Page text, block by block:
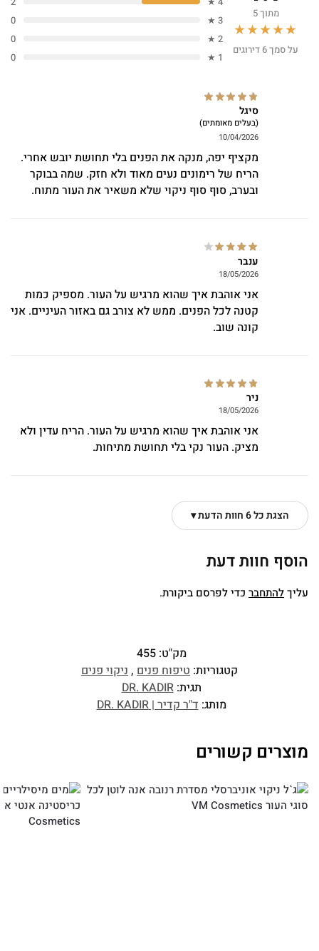
מתוך 5
★★★★★
על סמך 6 דירוגים
3 ★
0
2 ★
0
1 ★
0
סיגל
(בעלים מאומתים)
10/04/2026
מקציף יפה, מנקה את הפנים בלי תחושת יובש אחרי.
הריח של רימונים נעים מאוד ולא חזק. שמה בבוקר
ובערב, סוף סוף ניקוי שלא משאיר את העור מתוח.
ענבר
18/05/2026
אני אוהבת איך שהוא מרגיש על העור. מספיק כמות
קטנה לכל הפנים. ממש לא צורב גם באזור העיניים. אני
קונה שוב.
ניר
18/05/2026
אני אוהבת איך שהוא מרגיש על העור. הריח עדין ולא
מציק. העור נקי בלי תחושת מתיחות.
הצגת כל 6 חוות הדעת ▾
הוסף חוות דעת
עליךלהתחבר כדי לפרסם ביקורת.
מק"ט:455
קטגוריות: טיפוח פנים ,ניקוי פנים
תגית:DR. KADIR
מותג:ד"ר קדיר | DR. KADIR
מוצרים קשורים